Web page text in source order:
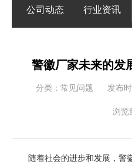
公司动态 行业资讯
警徽厂家未来的发
分类：常见问题 发布
浏览
随着社会的进步和发展，警